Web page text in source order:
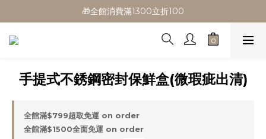
🎁全館消費滿1300立折100
🎁全館消費滿1300立折100
🎉新會員首購/超取免運
🎁全館消費滿1300立折100
手提式不銹鋼密封保鮮盒(微瑕疵出清)
全館滿$799超取免運 on order
全館滿$1500全面免運 on order